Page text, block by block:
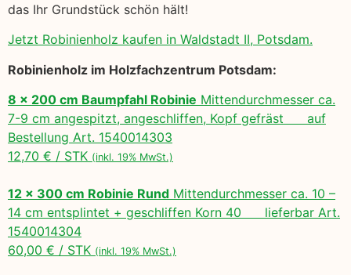
das Ihr Grundstück schön hält!
Jetzt Robinienholz kaufen in Waldstadt II, Potsdam.
Robinienholz im Holzfachzentrum Potsdam:
8 x 200 cm Baumpfahl Robinie Mittendurchmesser ca.
7-9 cm angespitzt, angeschliffen, Kopf gefräst auf
Bestellung Art. 1540014303
12,70 € / STK (inkl. 19% MwSt.)
12 x 300 cm Robinie Rund Mittendurchmesser ca. 10 –
14 cm entsplintet + geschliffen Korn 40 lieferbar Art.
1540014304
60,00 € / STK (inkl. 19% MwSt.)